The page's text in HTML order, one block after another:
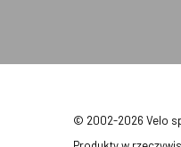
© 2002-2026 Velo